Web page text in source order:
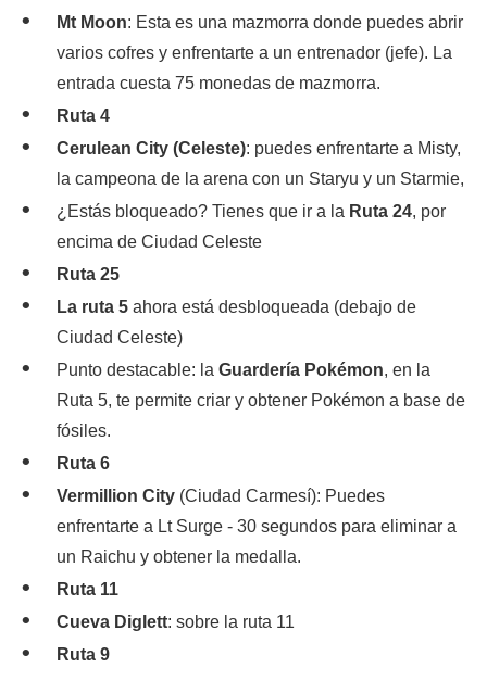
Mt Moon: Esta es una mazmorra donde puedes abrir
varios cofres y enfrentarte a un entrenador (jefe). La
entrada cuesta 75 monedas de mazmorra.
Ruta 4
Cerulean City (Celeste): puedes enfrentarte a Misty,
la campeona de la arena con un Staryu y un Starmie,
¿Estás bloqueado? Tienes que ir a la Ruta 24, por
encima de Ciudad Celeste
Ruta 25
La ruta 5 ahora está desbloqueada (debajo de
Ciudad Celeste)
Punto destacable: la Guardería Pokémon, en la
Ruta 5, te permite criar y obtener Pokémon a base de
fósiles.
Ruta 6
Vermillion City (Ciudad Carmesí): Puedes
enfrentarte a Lt Surge - 30 segundos para eliminar a
un Raichu y obtener la medalla.
Ruta 11
Cueva Diglett: sobre la ruta 11
Ruta 9